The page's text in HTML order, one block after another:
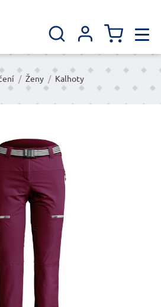
/ Ženy / Kalhoty